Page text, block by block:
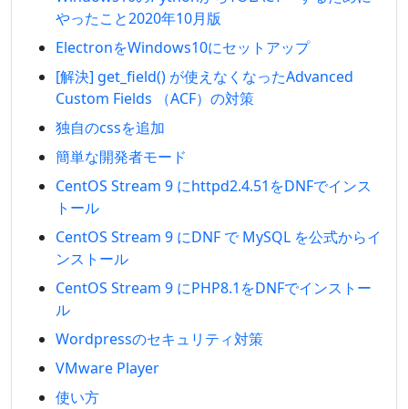
やったこと2020年10月版
ElectronをWindows10にセットアップ
[解決] get_field() が使えなくなったAdvanced
Custom Fields （ACF）の対策
独自のcssを追加
簡単な開発者モード
CentOS Stream 9 にhttpd2.4.51をDNFでインス
トール
CentOS Stream 9 にDNF で MySQL を公式からイ
ンストール
CentOS Stream 9 にPHP8.1をDNFでインストー
ル
Wordpressのセキュリティ対策
VMware Player
使い方